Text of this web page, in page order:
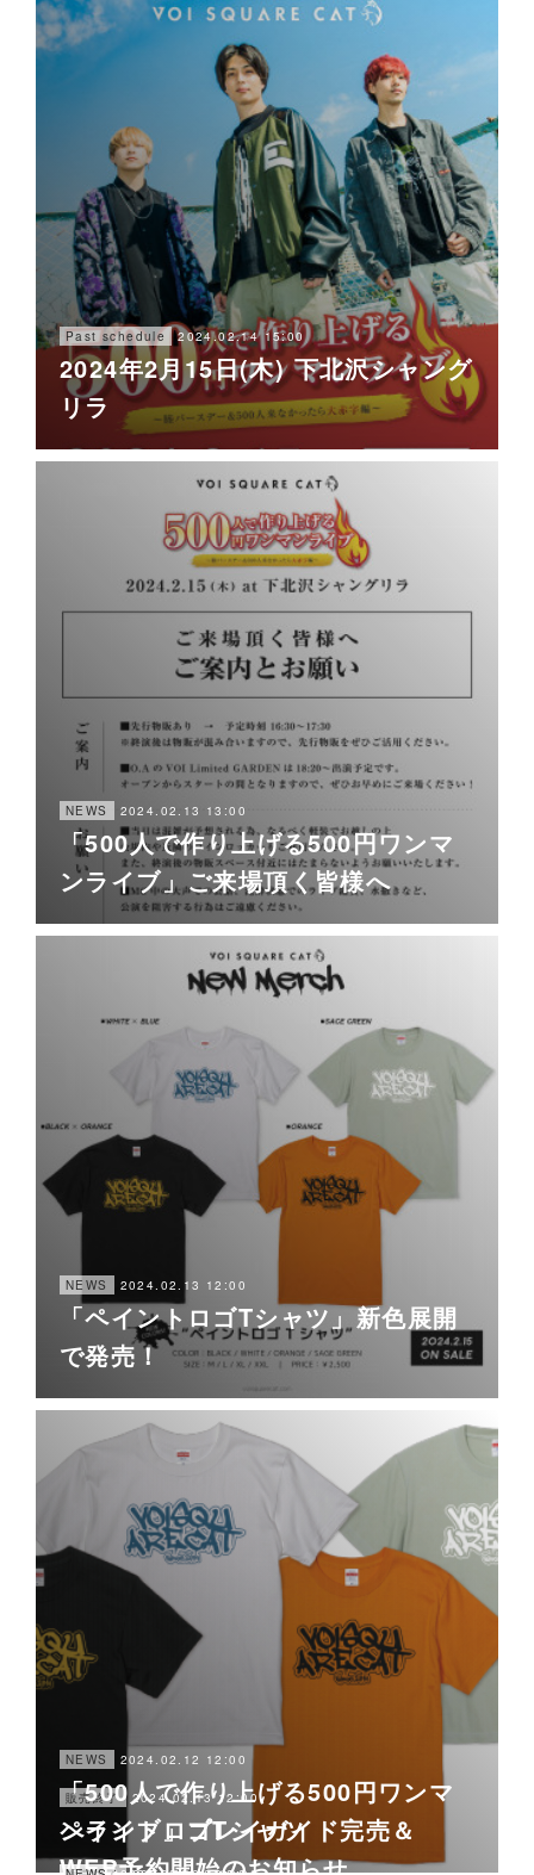
Past schedule 2024.02.14 15:00
2024年2月15日(木) 下北沢シャング
リラ
NEWS 2024.02.13 13:00
「500人で作り上げる500円ワンマ
ンライブ」ご来場頂く皆様へ
NEWS 2024.02.13 12:00
「ペイントロゴTシャツ」新色展開
で発売！
販売終了 2024.02.13 12:00
ペイントロゴTシャツ
NEWS 2024.02.12 12:00
「500人で作り上げる500円ワンマ
ンライブ」プレイガイド完売＆
WEB予約開始のお知らせ